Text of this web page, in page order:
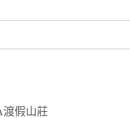
渡假山莊